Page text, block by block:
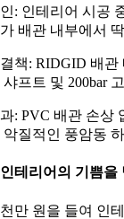
: 인테리어 시공
배관 내부에서
책: RIDGID 배관
샤프트 및 200bar
: PVC 배관 손상
악질적인 풍암동
테리어의 기쁨을
만 원을 들여 인